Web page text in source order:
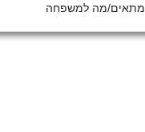
מתאים/מה למשפחה